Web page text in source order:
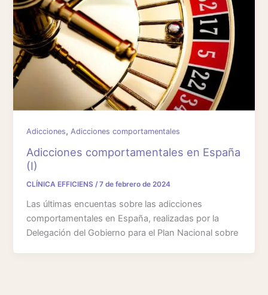
Adicciones,Adicciones comportamentales
Adicciones comportamentales en España
(I)
CLÍNICA EFFICIENS /7 de febrero de 2024
Las últimas encuentas sobre las adicciones
comportamentales en España, realizadas por la
Delegación del Gobierno para el Plan Nacional sobre